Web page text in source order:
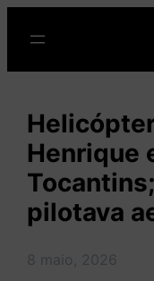
para
o
Henrique
pilotava
8 maio, 2026